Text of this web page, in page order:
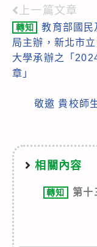
Read
more
articles
上一篇文章
轉知
教育部國民
局主辦，新北市
大學承辦之「
章」
敬邀 貴校師
相關內容
轉知 第十